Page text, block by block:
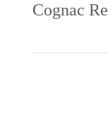
Cognac